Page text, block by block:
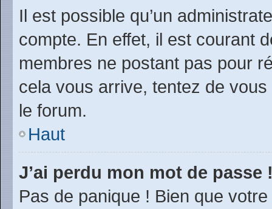
Il est possible qu’un
compte. En effet, il est courant
membres ne postant pas pour
cela vous arrive, tentez de
le forum.
Haut
J’ai perdu mon mot de passe
Pas de panique ! Bien que